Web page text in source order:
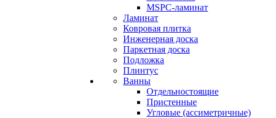
MSPC-ламинат
Ламинат
Ковровая плитка
Инженерная доска
Паркетная доска
Подложка
Плинтус
Ванны
Отдельностоящие
Пристенные
Угловые (ассиметричные)